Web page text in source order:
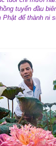
tuyến đầu
để thành ni